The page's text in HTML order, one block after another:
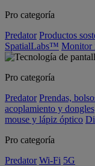
Pro categoría
Predator Productos
SpatialLabs™ Monitor
Pro categoría
Predator Prendas,
acoplamiento y dongles
mouse y lápiz óptico
Pro categoría
Predator Wi-Fi 5G